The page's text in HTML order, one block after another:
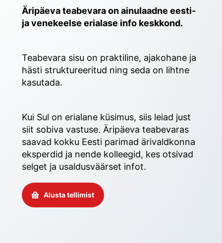
Äripäeva teabevara on ainulaadne eesti-
ja venekeelse erialase info keskkond.
Teabevara sisu on praktiline, ajakohane ja
hästi struktureeritud ning seda on lihtne
kasutada.
Kui Sul on erialane küsimus, siis leiad just
siit sobiva vastuse. Äripäeva teabevaras
saavad kokku Eesti parimad ärivaldkonna
eksperdid ja nende kolleegid, kes otsivad
selget ja usaldusväärset infot.
Alusta tellimist